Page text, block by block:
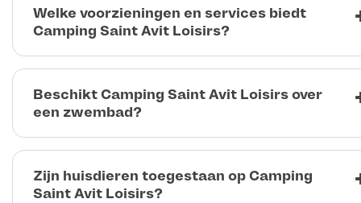
Welke voorzieningen en services biedt
Camping Saint Avit Loisirs?
Beschikt Camping Saint Avit Loisirs over
een zwembad?
Zijn huisdieren toegestaan op Camping
Saint Avit Loisirs?